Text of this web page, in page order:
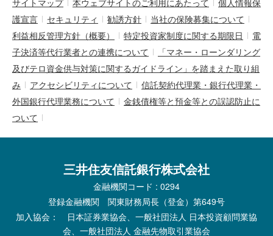
サイトマップ 本ウェブサイトのご利用にあたって
個人情報保
護宣言
セキュリティ 勧誘方針
当社の保険募集について
利益相反管理方針（概要）
特定投資家制度に関する期限日
電
子決済等代行業者との連携について
「マネー・ローンダリング
及びテロ資金供与対策に関するガイドライン」を踏まえた取り組
み
アクセシビリティについて
信託契約代理業・銀行代理業・
外国銀行代理業務について
金銭債権等と預金等との誤認防止に
ついて
三井住友信託銀行株式会社
金融機関コード : 0294
登録金融機関 関東財務局長（登金）第649号
加入協会： 日本証券業協会、一般社団法人 日本投資顧問業協
会、一般社団法人 金融先物取引業協会